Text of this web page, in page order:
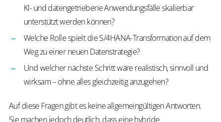
KI- und datengetriebene Anwendungsfälle skalierbar
unterstützt werden können?
Welche Rolle spielt die S/4HANA-Transformation auf dem
Weg zu einer neuen Datenstrategie?
Und welcher nächste Schritt wäre realistisch, sinnvoll und
wirksam – ohne alles gleichzeitig anzugehen?
Auf diese Fragen gibt es keine allgemeingültigen Antworten.
Sie machen jedoch deutlich, dass eine hybride